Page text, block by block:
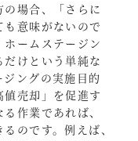
場合、「さらに
意味がないので
ームステージン
けという単純な
ングの実施目的
売却」を促進す
作業であれば、
のです。例えば、